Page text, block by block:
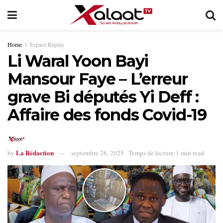
Home Espace Replay
Li Waral Yoon Bayi
Mansour Faye – L’erreur
grave Bi députés Yi Deff :
Affaire des fonds Covid-19
by La Rédaction septembre 26, 2025 Temps de lecture:1 min read